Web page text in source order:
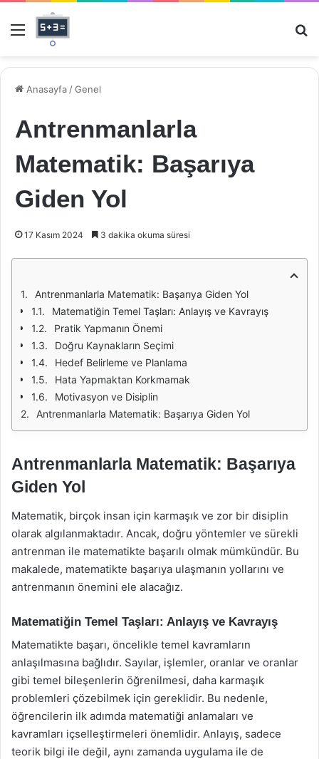
Menü
Anasayfa /Genel
Antrenmanlarla
Matematik: Başarıya
Giden Yol
17 Kasım 2024 3 dakika okuma süresi
Antrenmanlarla Matematik: Başarıya Giden Yol
Matematiğin Temel Taşları: Anlayış ve Kavrayış
Pratik Yapmanın Önemi
Doğru Kaynakların Seçimi
Hedef Belirleme ve Planlama
Hata Yapmaktan Korkmamak
Motivasyon ve Disiplin
Antrenmanlarla Matematik: Başarıya Giden Yol
Antrenmanlarla Matematik: Başarıya
Giden Yol
Matematik, birçok insan için karmaşık ve zor bir disiplin
olarak algılanmaktadır. Ancak, doğru yöntemler ve sürekli
antrenman ile matematikte başarılı olmak mümkündür. Bu
makalede, matematikte başarıya ulaşmanın yollarını ve
antrenmanın önemini ele alacağız.
Matematiğin Temel Taşları: Anlayış ve Kavrayış
Matematikte başarı, öncelikle temel kavramların
anlaşılmasına bağlıdır. Sayılar, işlemler, oranlar ve oranlar
gibi temel bileşenlerin öğrenilmesi, daha karmaşık
problemleri çözebilmek için gereklidir. Bu nedenle,
öğrencilerin ilk adımda matematiği anlamaları ve
kavramları içselleştirmeleri önemlidir. Anlayış, sadece
teorik bilgi ile değil, aynı zamanda uygulama ile de